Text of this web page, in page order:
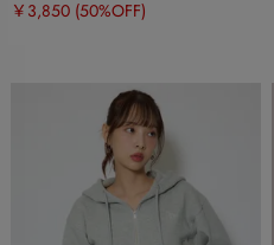
￥3,850 (50%OFF)